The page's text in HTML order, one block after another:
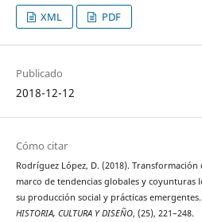
XML PDF
Publicado
2018-12-12
Cómo citar
Rodríguez López, D. (2018). Transformación
marco de tendencias globales y coyunturas
su producción social y prácticas
HISTORIA, CULTURA Y DISEÑO, (25), 221–248.